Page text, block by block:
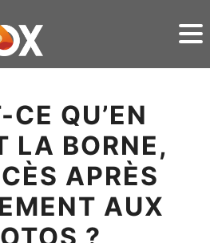
QU’EN
LA BORNE,
APRÈS
AUX